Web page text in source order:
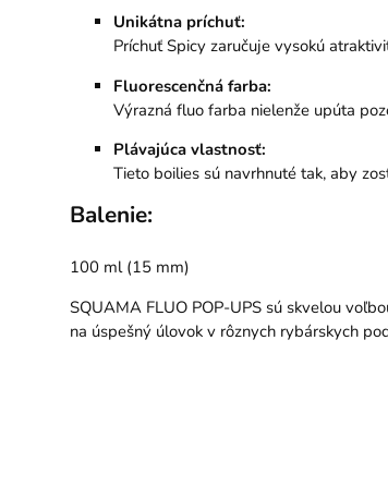
Unikátna príchuť:
Príchuť Spicy zaručuje vysokú
Fluorescenčná farba:
Výrazná fluo farba nielenže upúta
Plávajúca vlastnosť:
Tieto boilies sú navrhnuté tak, aby
Balenie:
100 ml (15 mm)
SQUAMA FLUO POP-UPS sú skvelou
na úspešný úlovok v rôznych rybárskych